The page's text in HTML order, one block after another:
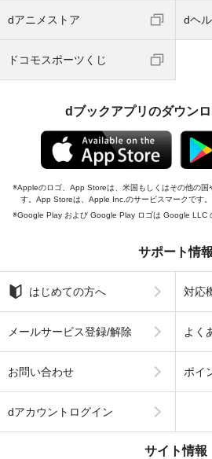
dアニメストア dヘ
ドコモスポーツくじ
dブックアプリのダウン
Appleのロゴ、App Storeは、米国もしくはその他の
す。App Storeは、Apple Inc.のサービスマークです。
Google Play および Google Play ロゴは Google LLC
サポート情報
はじめての方へ 対応
メールサービス登録/解除 よく
お問い合わせ ポイ
dアカウントログイン
サイト情報